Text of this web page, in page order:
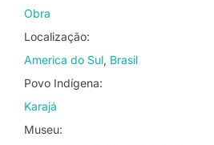
Obra
Localização:
America do Sul Brasil
Povo Indígena:
Karajá
Museu: